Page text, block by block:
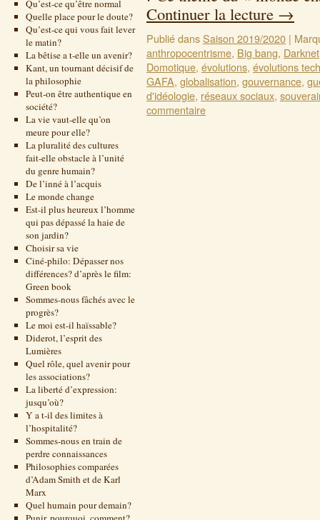
Qu’est-ce qu’être normal
Quelle place pour le doute?
Qu’est-ce qui vous fait lever
le matin?
La bêtise a t-elle un avenir?
Kant, un tournant décisif de
la philosophie
Peut-on être authentique en
société?
La vie vaut-elle qu’on
meure pour elle?
La pluralité des cultures
fait-elle obstacle à l’unité
du genre humain?
De l’inné à l’acquis
Le monde change
Est-il plus heureux l’homme
qui pas dépassé la haie de
son jardin?
Choisir sa vie
Ciné-philo: Dépasser nos
différences? d’après le film:
Green book
Sommes-nous fâchés avec le
progrès?
Le moi est-il haïssable?
Diderot, l’esprit des
Lumières
Quel rôle, quel avenir pour
les associations?
La liberté d’expression:
jusqu’où?
Y a t-il des limites à
l’hospitalité?
Sommes-nous en train de
perdre connaissances
Philosophies comparées
d’Adam Smith et de Karl
Marx
Quel humain pour demain?
Continuer la lecture →
Publié dansSaison 2019/2020 |
anthropocentrisme, Big bang, Darknet
Domotique, évolutions, évolutions
GAFA, globalisation, gouvernance,
d'idéologie, réseaux sociaux,
commentaire